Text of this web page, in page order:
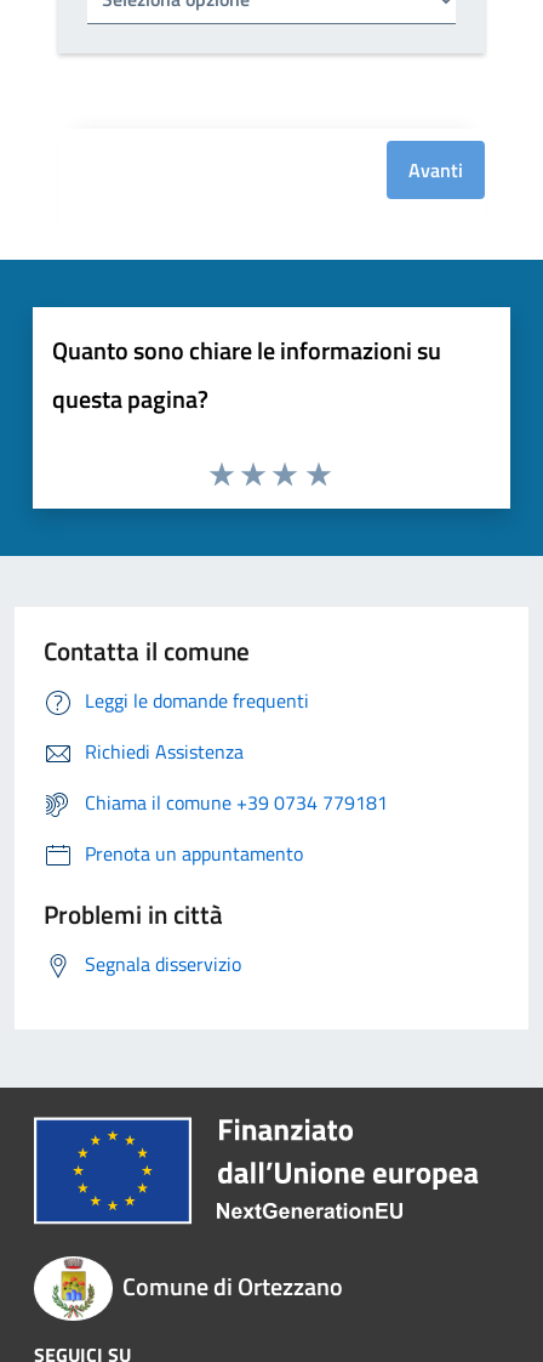
Avanti
Quanto sono chiare le informazioni su
questa pagina?
Contatta il comune
Leggi le domande frequenti
Richiedi Assistenza
Chiama il comune +39 0734 779181
Prenota un appuntamento
Problemi in città
Segnala disservizio
Comune di Ortezzano
SEGUICI SU